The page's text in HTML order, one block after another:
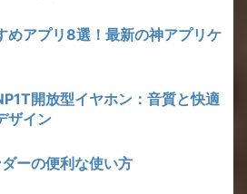
めアプリ8選！最新の神アプリケ
開放型イヤホン：音質と快適
ザイン
ーの便利な使い方